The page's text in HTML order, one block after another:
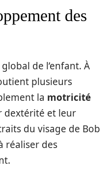
des
de l’enfant. À
plusieurs
la motricité
dextérité et leur
du visage de Bob
réaliser des